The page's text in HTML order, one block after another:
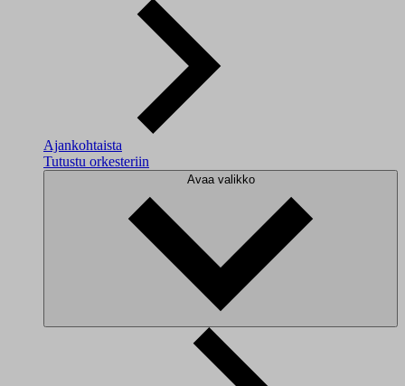
Ajankohtaista
Tutustu orkesteriin
Avaa valikko